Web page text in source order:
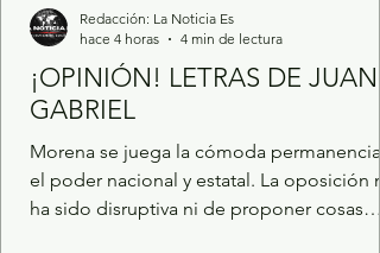
¡OPINIÓN! LETRAS DE JUAN
GABRIEL
Morena se juega la cómoda permanencia
el poder nacional y estatal. La oposición
ha sido disruptiva ni de proponer cosas
Redacción: La Noticia Es
hace 4 horas
4 min de lectura